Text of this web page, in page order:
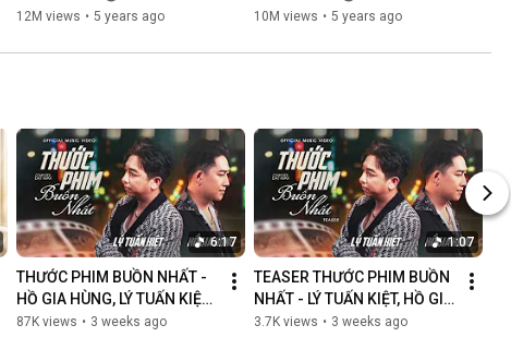
Webdrama Yang Hồ 2021
12M views • 5 years ago
Webdrama Yang Hồ 2021
10M views • 5 years ago
6:17
THƯỚC PHIM BUỒN NHẤT -
HỒ GIA HÙNG, LÝ TUẤN KIỆT |
OFFICIAL MUSIC VIDEO
87K views • 3 weeks ago
1:07
TEASER THƯỚC PHIM BUỒN
NHẤT - LÝ TUẤN KIỆT, HỒ GIA
HÙNG | NGÀN LỜI NGƯỜI ĐÃ
3.7K views • 3 weeks ago